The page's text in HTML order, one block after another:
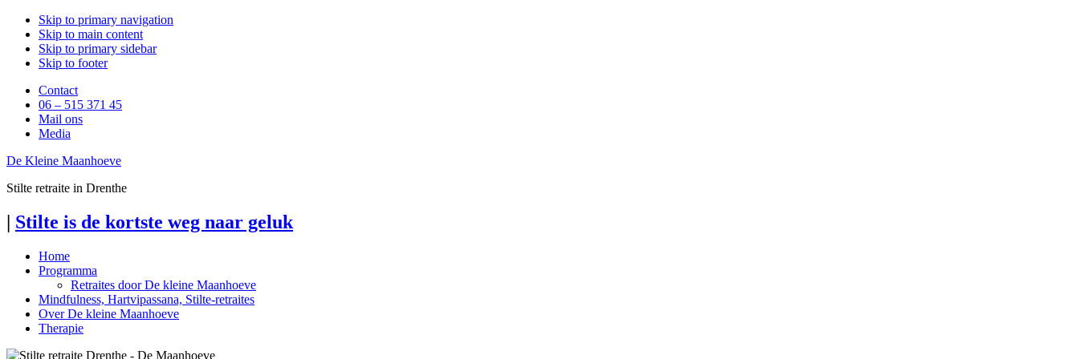
Skip to primary navigation
Skip to main content
Skip to primary sidebar
Skip to footer
Contact
06 – 515 371 45
Mail ons
Media
De Kleine Maanhoeve
Stilte retraite in Drenthe
| Stilte is de kortste weg naar geluk
Home
Programma
Retraites door De kleine Maanhoeve
Mindfulness, Hartvipassana, Stilte-retraites
Over De kleine Maanhoeve
Therapie